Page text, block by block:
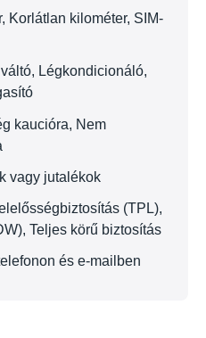
Korlátlan kilométer, SIM-
Légkondicionáló,
kaucióra, Nem
vagy jutalékok
(TPL),
Teljes körű biztosítás
és e-mailben